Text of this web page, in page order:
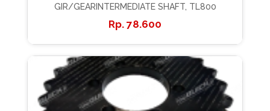
GIR/GEARINTERMEDIATE SHAFT, TL800
78.600